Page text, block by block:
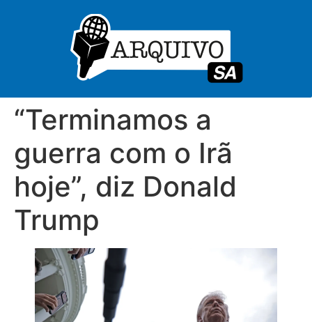
“Terminamos a
guerra com o Irã
hoje”, diz Donald
Trump